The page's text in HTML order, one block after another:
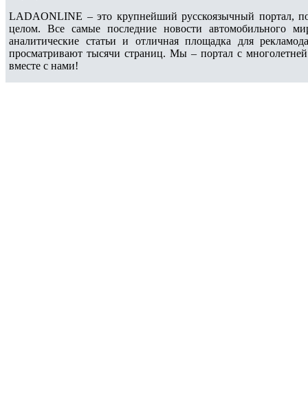
LADAONLINE – это крупнейший русскоязычный портал,
целом. Все самые последние новости автомобильного
аналитические статьи и отличная площадка для
просматривают тысячи страниц. Мы – портал с
вместе с нами!